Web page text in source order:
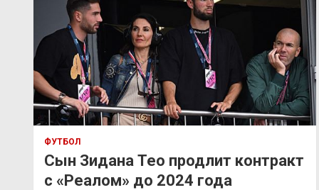
ФУТБОЛ
Сын Зидана Тео продлит контракт
с «Реалом» до 2024 года